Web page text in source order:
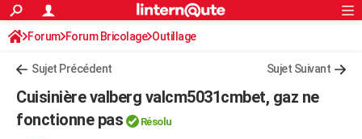
ACTUALITÉS
Politique
Société
Faits Divers
Education
Monde
Villes
+
Programme TV
TNTStreaming
Cinéma
Sorties cinéma
Musique
+FINANCE
S'inscrire
Connexion
Forum Forum Bricolage Outillage
Sujet Précédent Sujet Suivant
Cuisinière valberg valcm5031cmbet, gaz ne
fonctionne pas
Résolu